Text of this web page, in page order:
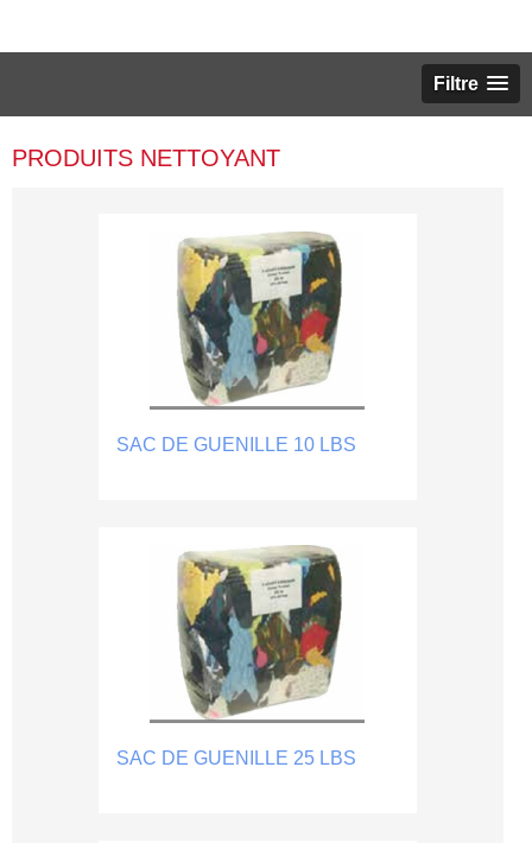
Filtre
PRODUITS NETTOYANT
SAC DE GUENILLE 10 LBS
SAC DE GUENILLE 25 LBS